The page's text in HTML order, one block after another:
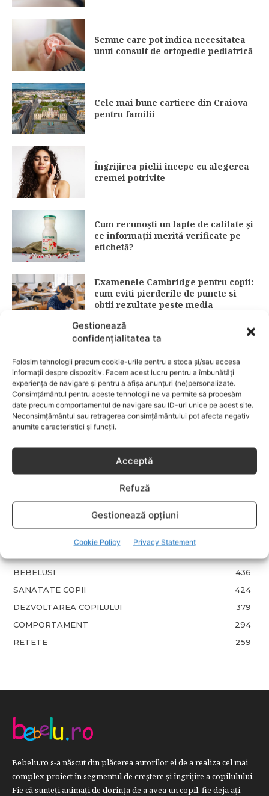
Gestionează
confidențialitatea ta
Folosim tehnologii precum cookie-urile pentru a stoca și/sau accesa
informații despre dispozitiv. Facem acest lucru pentru a îmbunătăți
experiența de navigare și pentru a afișa anunțuri (ne)personalizate.
Consimțământul pentru aceste tehnologii ne va permite să procesăm
date precum comportamentul de navigare sau ID-uri unice pe acest site.
Neconsimțământul sau retragerea consimțământului pot afecta negativ
anumite caracteristici și funcții.
Acceptă
Refuză
Gestionează opțiuni
Cookie Policy Privacy Statement
Semne care pot indica necesitatea
unui consult de ortopedie pediatrică
Cele mai bune cartiere din Craiova
pentru familii
Îngrijirea pielii începe cu alegerea
cremei potrivite
Cum recunoști un lapte de calitate și
ce informații merită verificate pe
etichetă?
Examenele Cambridge pentru copii:
cum eviti pierderile de puncte si
obtii rezultate peste media
pentru alegerea corectă a SPF-ului
(15 vs. 30 vs. 50)
Fără lacrimi, fără iritații: cum alegi
șamponul perfect pentru copilul tău
CATEGORII POPULARE
LIFESTYLE
714
BEBELUSI
436
SANATATE COPII
424
DEZVOLTAREA COPILULUI
379
COMPORTAMENT
294
RETETE
259
Bebelu.ro s-a născut din plăcerea autorilor ei de a realiza cel mai
complex proiect în segmentul de creştere şi îngrijire a copilulului.
Fie că sunteţi animaţi de dorinţa de a avea un copil, fie deja aţi